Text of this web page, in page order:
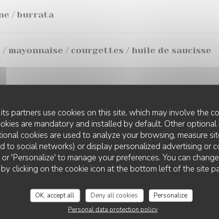
partners use cookies on this site, which may involve the
are mandatory and installed by default. Other optional
cookies are used to analyze your browsing, measure
to social networks) or display personalized advertising or
'Personalize' to manage your preferences. You can
clicking on the cookie icon at the bottom left of the site
OK, accept all Deny all cookies
Personalize
Personal data protection policy
/ burrata
mayonnaise / courgettes / huile de saucisse
de terre
/ sauce mayonnaise au jus de moules
vierge au poivron
HUÎTRE BRÛLÉE